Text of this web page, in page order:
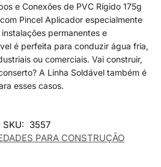
e Conexões de PVC Rígido 175g
Pincel Aplicador especialmente
permanentes e
é perfeita para conduzir água fria,
ou comerciais. Vai construir,
A Linha Soldável também é
esses casos.
SKU: 3557
PARA CONSTRUÇÃO